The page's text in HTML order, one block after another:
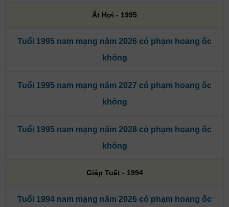
Ất Hợi - 1995
Tuổi 1995 nam mạng năm 2026 có phạm hoang ốc
không
Tuổi 1995 nam mạng năm 2027 có phạm hoang ốc
không
Tuổi 1995 nam mạng năm 2028 có phạm hoang ốc
không
Giáp Tuất - 1994
Tuổi 1994 nam mạng năm 2026 có phạm hoang ốc